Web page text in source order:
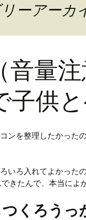
リーアーカ
音量
子供
ンを整理したかった
いろ入れてよかった
きたんで、本当によ
くろうっ